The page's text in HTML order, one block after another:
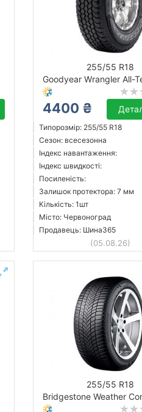
255/55 R18
Goodyear Wrangler All-
4400 ₴
Типорозмір: 255/55 R18
Сезон: всесезонна
Індекс навантаження:
Індекс швидкості:
Посиленість:
Залишок протектора: 7 мм
Кількість: 1шт
Місто: Червоноград
Продавець: Шина365
(05.08.26)
255/55 R18
Bridgestone Weather